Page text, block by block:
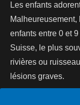
Les enfants
enfants entre 0 et
Suisse, le plus
rivières ou
lésions graves.